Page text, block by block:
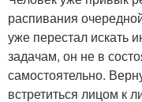
распивания
уже перестал
задачам, он не в
самостоятельно.
встретиться лицом к